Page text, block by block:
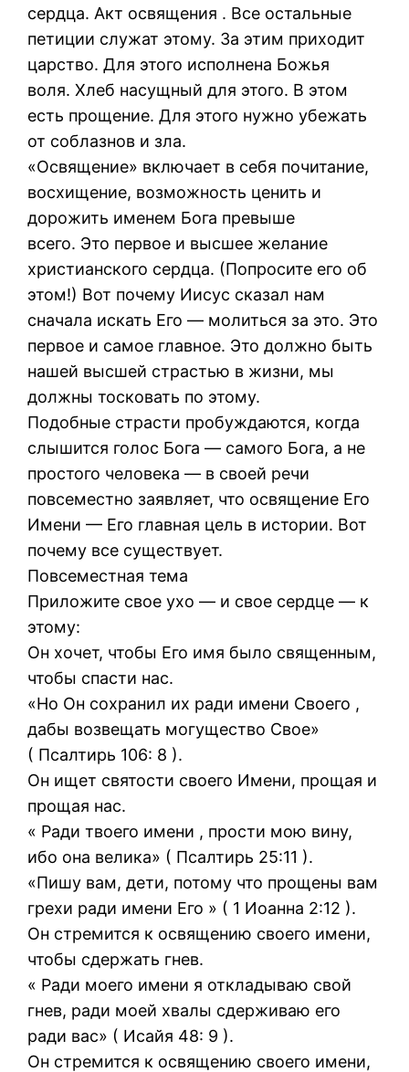
сердца. Акт освящения . Все остальные
петиции служат этому. За этим приходит
царство. Для этого исполнена Божья
воля. Хлеб насущный для этого. В этом
есть прощение. Для этого нужно убежать
от соблазнов и зла.
«Освящение» включает в себя почитание,
восхищение, возможность ценить и
дорожить именем Бога превыше
всего. Это первое и высшее желание
христианского сердца. (Попросите его об
этом!) Вот почему Иисус сказал нам
сначала искать Его — молиться за это. Это
первое и самое главное. Это должно быть
нашей высшей страстью в жизни, мы
должны тосковать по этому.
Подобные страсти пробуждаются, когда
слышится голос Бога — самого Бога, а не
простого человека — в своей речи
повсеместно заявляет, что освящение Его
Имени — Его главная цель в истории. Вот
почему все существует.
Повсеместная тема
Приложите свое ухо — и свое сердце — к
этому:
Он хочет, чтобы Его имя было священным,
чтобы спасти нас.
«Но Он сохранил их ради имени Своего ,
дабы возвещать могущество Свое»
( Псалтирь 106: 8 ).
Он ищет святости своего Имени, прощая и
прощая нас.
« Ради твоего имени , прости мою вину,
ибо она велика» ( Псалтирь 25:11 ).
«Пишу вам, дети, потому что прощены вам
грехи ради имени Его » ( 1 Иоанна 2:12 ).
Он стремится к освящению своего имени,
чтобы сдержать гнев.
« Ради моего имени я откладываю свой
гнев, ради моей хвалы сдерживаю его
ради вас» ( Исайя 48: 9 ).
Он стремится к освящению своего имени,